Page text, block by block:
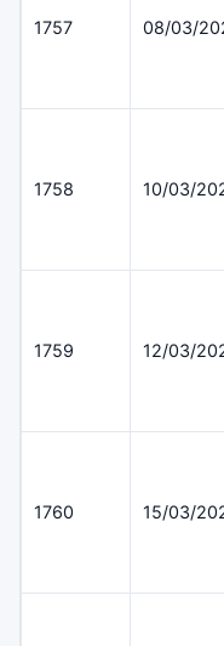
1757 08/03/
1758 10/03/
1759 12/03/
1760 15/03/